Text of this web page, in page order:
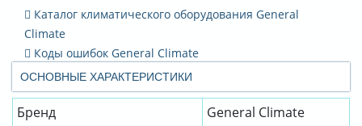
ОСНОВНЫЕ ХАРАКТЕРИСТИКИ
Бренд
General Climate
Каталог климатического оборудования General
Climate
Коды ошибок General Climate